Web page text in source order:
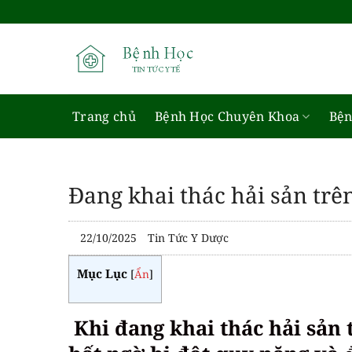
qua
Trang chủ Bệnh Học Chuyên Khoa
Đang khai thác hải sản
22/10/2025 Tin Tức Y Dược
Mục Lục [Ẩn]
Khi đang khai thác hải